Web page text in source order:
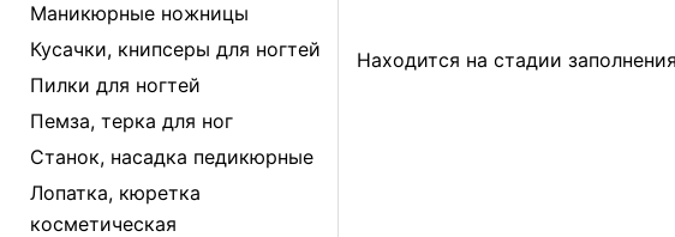
Маникюрные ножницы
Кусачки, книпсеры для ногтей
Пилки для ногтей
Пемза, терка для ног
Станок, насадка педикюрные
Лопатка, кюретка
косметическая
Находится на стадии заполнения